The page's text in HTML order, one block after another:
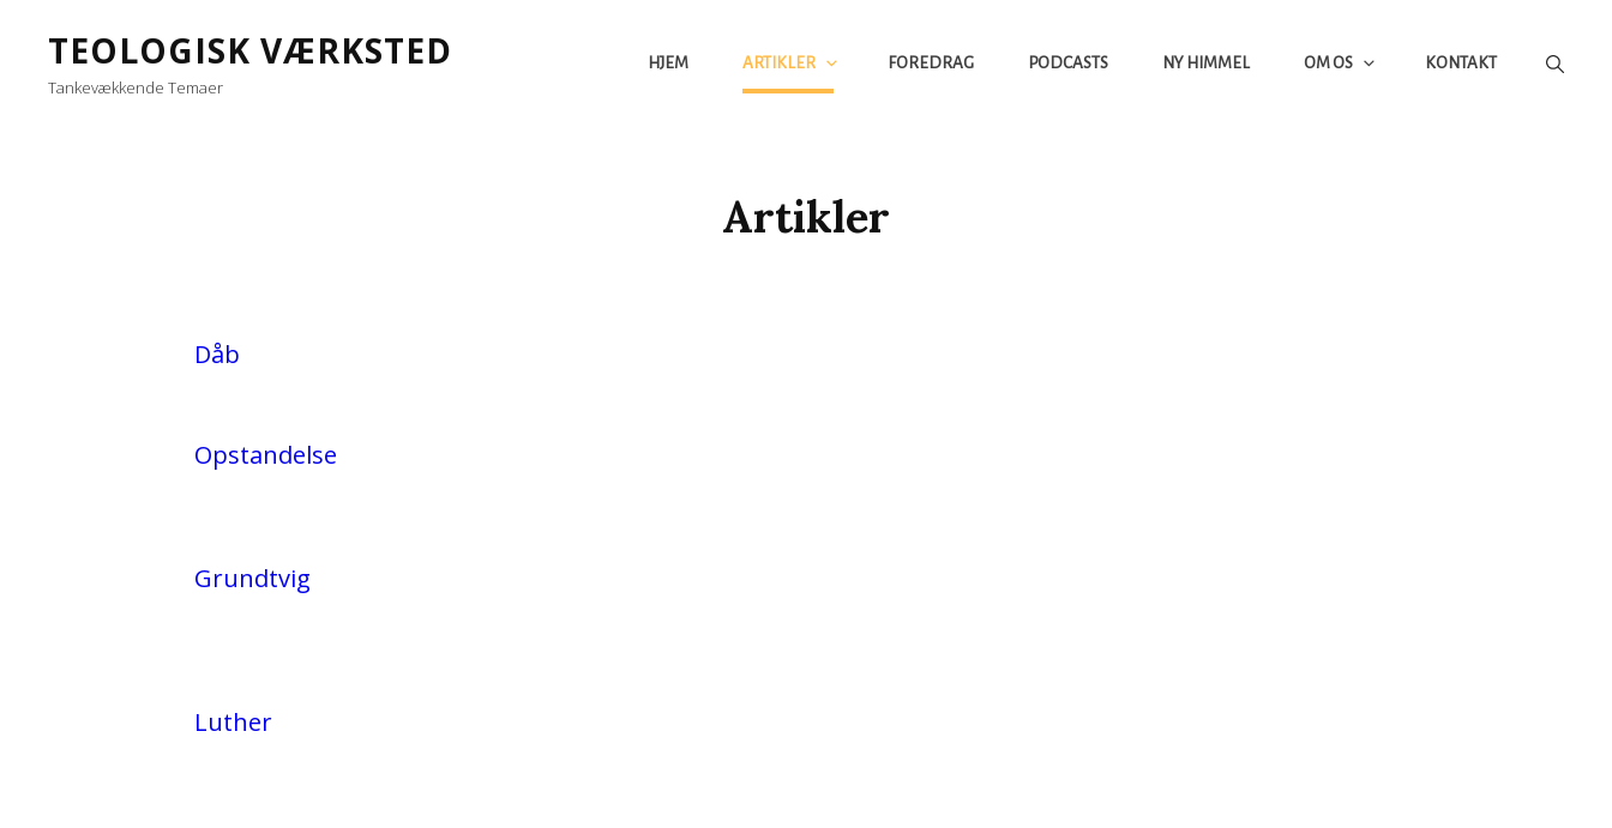
TEOLOGISK VÆRKSTED
Tankevækkende Temaer
HJEM ARTIKLER FOREDRAG PODCASTS NY HIMMEL OM OS KONTAKT
Artikler
Dåb
Opstandelse
Grundtvig
Luther